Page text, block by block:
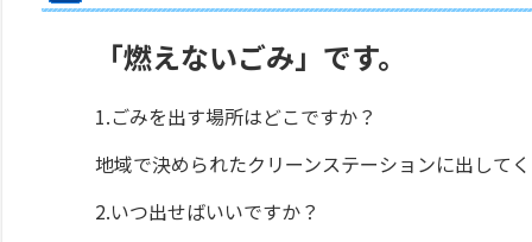
「燃えないごみ」です。
1.ごみを出す場所はどこですか？
地域で決められたクリーンステーションに出して
2.いつ出せばいいですか？